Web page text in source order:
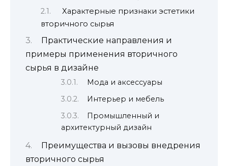
Характерные признаки эстетики
вторичного сырья
Практические направления и
примеры применения вторичного
сырья в дизайне
Мода и аксессуары
Интерьер и мебель
Промышленный и
архитектурный дизайн
Преимущества и вызовы внедрения
вторичного сырья